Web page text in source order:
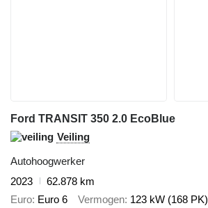
Ford TRANSIT 350 2.0 EcoBlue
Veiling
Autohoogwerker
2023
62.878 km
Euro Euro 6 Vermogen 123 kW (168 PK)